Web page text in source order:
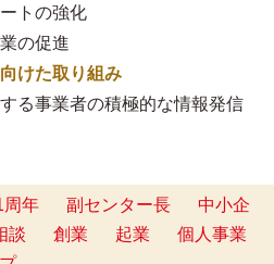
トの強化
の促進
けた取り組み
る事業者の積極的な情報発信
周年 副センター長
中小企
談 創業 起業
個人事業